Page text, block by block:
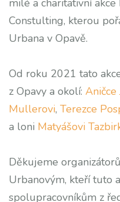
milé a charitativní
Constulting, kterou
Urbana v Opavě.
Od roku 2021 tato
z Opavy a okolí: Aničce
Mullerovi, Terezce
a loni Matyášovi
Děkujeme
Urbanovým, kteří tuto
spolupracovníkům z